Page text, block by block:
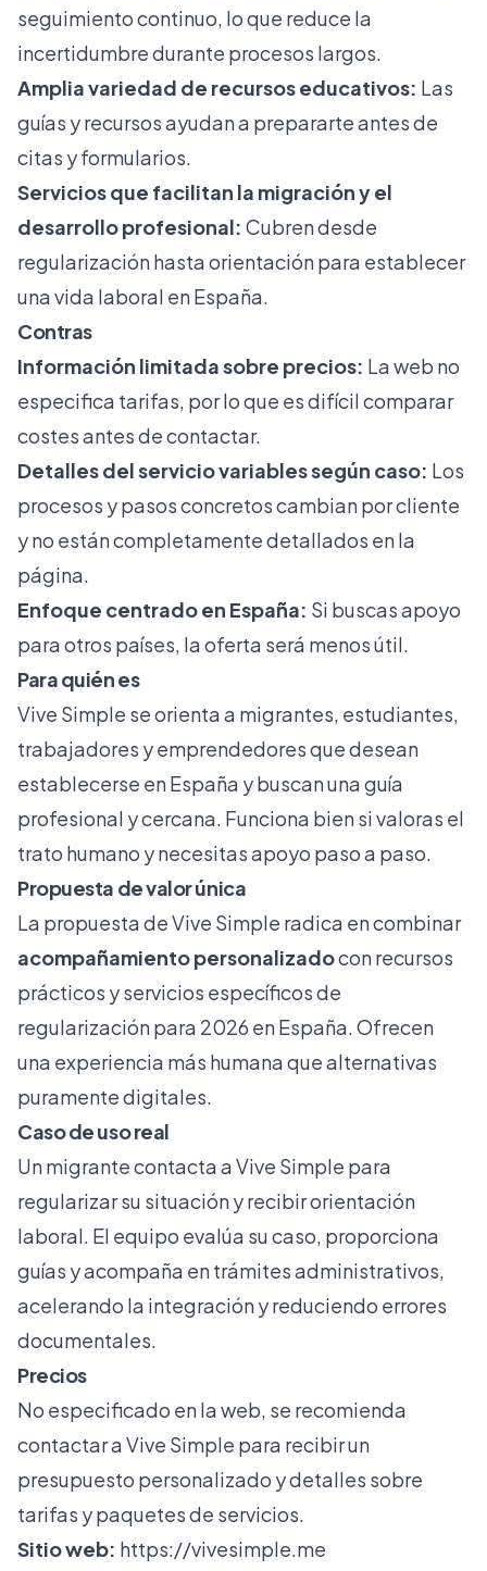
seguimiento continuo, lo que reduce la
incertidumbre durante procesos largos.
Amplia variedad de recursos educativos: Las
guías y recursos ayudan a prepararte antes de
citas y formularios.
Servicios que facilitan la migración y el
desarrollo profesional: Cubren desde
regularización hasta orientación para establecer
una vida laboral en España.
Contras
Información limitada sobre precios: La web no
especifica tarifas, por lo que es difícil comparar
costes antes de contactar.
Detalles del servicio variables según caso: Los
procesos y pasos concretos cambian por cliente
y no están completamente detallados en la
página.
Enfoque centrado en España: Si buscas apoyo
para otros países, la oferta será menos útil.
Para quién es
Vive Simple se orienta a migrantes, estudiantes,
trabajadores y emprendedores que desean
establecerse en España y buscan una guía
profesional y cercana. Funciona bien si valoras el
trato humano y necesitas apoyo paso a paso.
Propuesta de valor única
La propuesta de Vive Simple radica en combinar
acompañamiento personalizadocon recursos
prácticos y servicios específicos de
regularización para 2026 en España. Ofrecen
una experiencia más humana que alternativas
puramente digitales.
Caso de uso real
Un migrante contacta a Vive Simple para
regularizar su situación y recibir orientación
laboral. El equipo evalúa su caso, proporciona
guías y acompaña en trámites administrativos,
acelerando la integración y reduciendo errores
documentales.
Precios
No especificado en la web, se recomienda
contactar a Vive Simple para recibir un
presupuesto personalizado y detalles sobre
tarifas y paquetes de servicios.
Sitio web: https://vivesimple.me